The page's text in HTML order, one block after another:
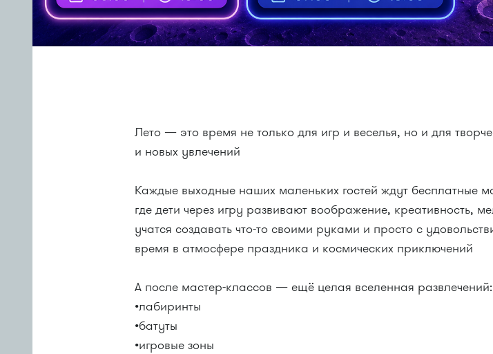
Лето — это время не только для игр и веселья, но и для
и новых увлечений
Каждые выходные наших маленьких гостей ждут бесплатные
где дети через игру развивают воображение, креативность,
учатся создавать что-то своими руками и просто с
время в атмосфере праздника и космических приключений
А после мастер-классов — ещё целая вселенная развлечений:
•лабиринты
•батуты
•игровые зоны